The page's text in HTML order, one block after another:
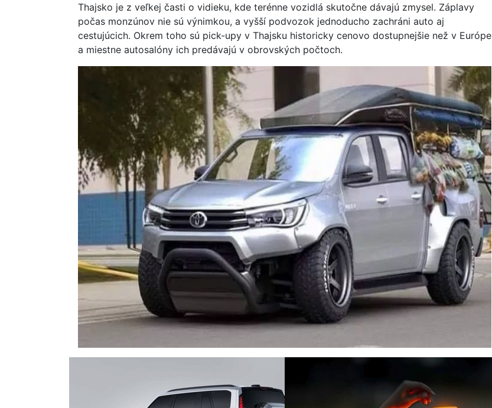
Thajsko je z veľkej časti o vidieku, kde terénne vozidlá skutočne dávajú zmysel. Záplavy
počas monzúnov nie sú výnimkou, a vyšší podvozok jednoducho zachráni auto aj
cestujúcich. Okrem toho sú pick-upy v Thajsku historicky cenovo dostupnejšie než v Európe
a miestne autosalóny ich predávajú v obrovských počtoch.